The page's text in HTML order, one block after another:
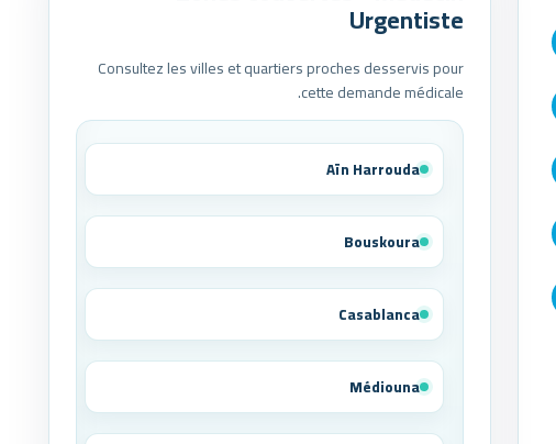
Urgentiste
Consultez les villes et quartiers proches desservis pour
cette demande médicale.
Aïn Harrouda
Bouskoura
Casablanca
Médiouna